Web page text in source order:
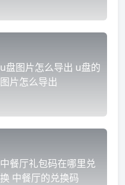
u盘图片怎么导出 u盘的
图片怎么导出
中餐厅礼包码在哪里兑
换 中餐厅的兑换码